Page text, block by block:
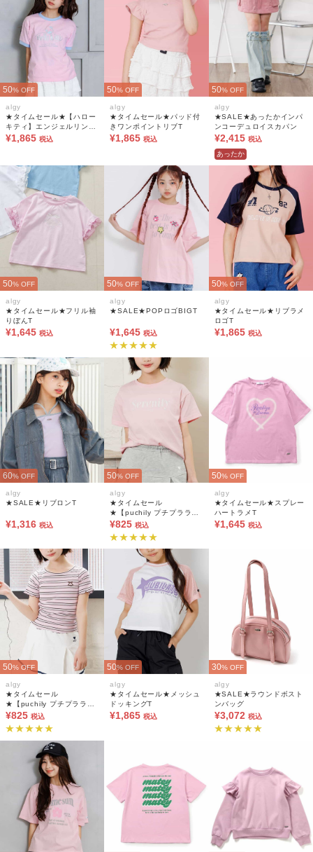
50% OFF
algy
★タイムセール★【ハロー
キティ】エンジェルリンガ
ーTシャツ
¥1,865 税込
50% OFF
algy
★タイムセール★パッド付
きワンポイントリブT
¥1,865 税込
50% OFF
algy
★SALE★あったかインパ
ンコーデュロイスカパン
¥2,415 税込
あったか
50% OFF
algy
★タイムセール★フリル袖
りぼんT
¥1,645 税込
50% OFF
algy
★SALE★POPロゴBIGT
¥1,645 税込
50% OFF
algy
★タイムセール★リブラメ
ロゴT
¥1,865 税込
60% OFF
algy
★SALE★リブロンT
¥1,316 税込
50% OFF
algy
★タイムセール
★【puchily プチプラライ
ン】パールロゴTシャツ
¥825 税込
50% OFF
algy
★タイムセール★スプレー
ハートラメT
¥1,645 税込
50% OFF
algy
★タイムセール
★【puchily プチプラライ
ン】フリルリブTシャツ
¥825 税込
50% OFF
algy
★タイムセール★メッシュ
ドッキングT
¥1,865 税込
30% OFF
algy
★SALE★ラウンドボスト
ンバッグ
¥3,072 税込